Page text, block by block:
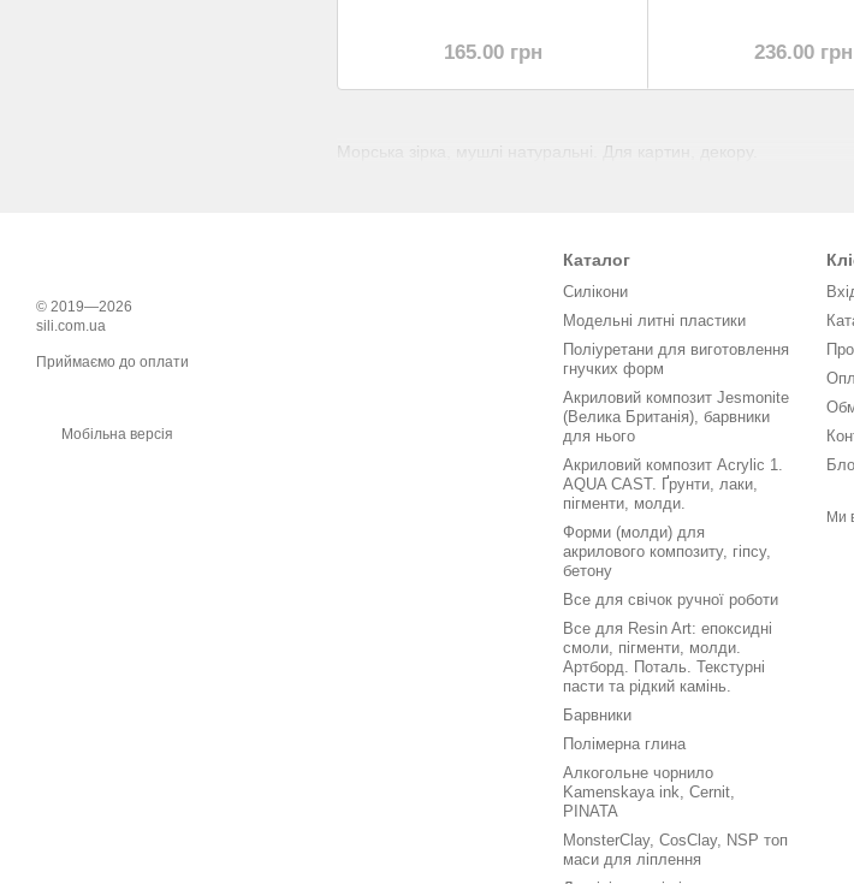
Морська зірка, мушлі натуральні. Для картин, декору.
165.00 грн 236.00 грн
© 2019—2026
sili.com.ua
Приймаємо до оплати
Мобільна версія
Каталог
Силікони
Модельні литні пластики
Поліуретани для виготовлення
гнучких форм
Акриловий композит Jesmonite
(Велика Британія), барвники
для нього
Акриловий композит Acrylic 1.
AQUA CAST. Ґрунти, лаки,
пігменти, молди.
Форми (молди) для
акрилового композиту, гіпсу,
бетону
Все для свічок ручної роботи
Все для Resin Art: епоксидні
смоли, пігменти, молди.
Артборд. Поталь. Текстурні
пасти та рідкий камінь.
Барвники
Полімерна глина
Алкогольне чорнило
Kamenskaya ink, Cernit,
PINATA
MonsterClay, CosClay, NSP топ
маси для ліплення
Ми